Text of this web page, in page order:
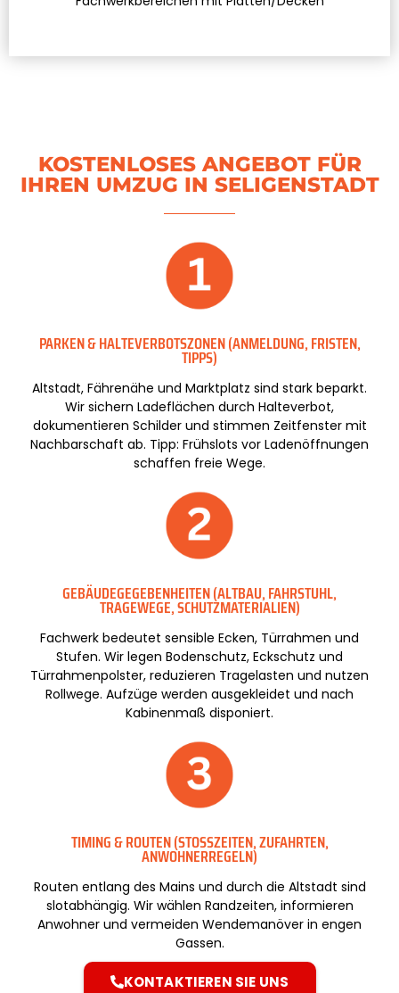
KOSTENLOSES ANGEBOT FÜR
IHREN UMZUG IN SELIGENSTADT
PARKEN & HALTEVERBOTSZONEN (ANMELDUNG, FRISTEN,
TIPPS)
Altstadt, Fährenähe und Marktplatz sind stark beparkt.
Wir sichern Ladeflächen durch Halteverbot,
dokumentieren Schilder und stimmen Zeitfenster mit
Nachbarschaft ab. Tipp: Frühslots vor Ladenöffnungen
schaffen freie Wege.
GEBÄUDEGEGEBENHEITEN (ALTBAU, FAHRSTUHL,
TRAGEWEGE, SCHUTZMATERIALIEN)
Fachwerk bedeutet sensible Ecken, Türrahmen und
Stufen. Wir legen Bodenschutz, Eckschutz und
Türrahmenpolster, reduzieren Tragelasten und nutzen
Rollwege. Aufzüge werden ausgekleidet und nach
Kabinenmaß disponiert.
TIMING & ROUTEN (STOSSZEITEN, ZUFAHRTEN, A
NWOHNERREGELN)
Routen entlang des Mains und durch die Altstadt sind
slotabhängig. Wir wählen Randzeiten, informieren
Anwohner und vermeiden Wendemanöver in engen
Gassen.
KONTAKTIEREN SIE UNS